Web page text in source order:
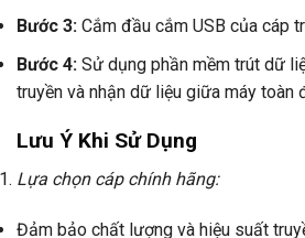
Bước 3: Cắm đầu cắm USB của cáp
Bước 4: Sử dụng phần mềm trút dữ
truyền và nhận dữ liệu giữa máy toàn
Lưu Ý Khi Sử Dụng
Lựa chọn cáp chính hãng:
Đảm bảo chất lượng và hiệu suất